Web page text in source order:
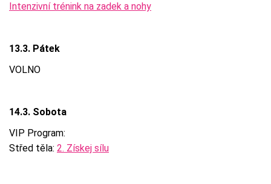
Intenzivní trénink na zadek a nohy
13.3. Pátek
VOLNO
14.3. Sobota
VIP Program:
Střed těla: 2. Získej sílu